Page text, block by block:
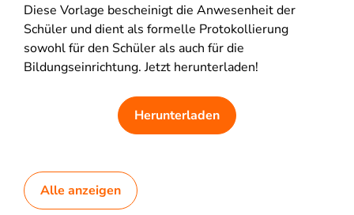
Diese Vorlage bescheinigt die Anwesenheit der
Schüler und dient als formelle Protokollierung
sowohl für den Schüler als auch für die
Bildungseinrichtung. Jetzt herunterladen!
Herunterladen
Alle anzeigen